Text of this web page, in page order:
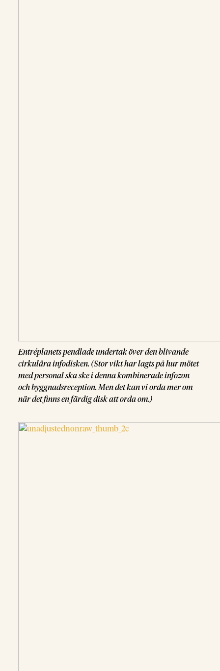
Entréplanets pendlade undertak över den blivande
cirkulära infodisken. (Stor vikt har lagts på hur mötet
med personal ska ske i denna kombinerade infozon
och byggnadsreception. Men det kan vi orda mer om
när det finns en färdig disk att orda om.)